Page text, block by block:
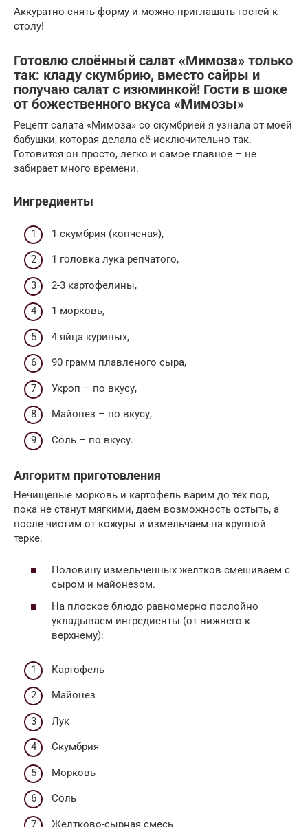
Аккуратно снять форму и можно приглашать гостей к
столу!
Готовлю слоённый салат «Мимоза» только
так: кладу скумбрию, вместо сайры и
получаю салат с изюминкой! Гости в шоке
от божественного вкуса «Мимозы»
Рецепт салата «Мимоза» со скумбрией я узнала от моей
бабушки, которая делала её исключительно так.
Готовится он просто, легко и самое главное – не
забирает много времени.
Ингредиенты
1 скумбрия (копченая),
1 головка лука репчатого,
2-3 картофелины,
1 морковь,
4 яйца куриных,
90 грамм плавленого сыра,
Укроп – по вкусу,
Майонез – по вкусу,
Соль – по вкусу.
Алгоритм приготовления
Нечищеные морковь и картофель варим до тех пор,
пока не станут мягкими, даем возможность остыть, а
после чистим от кожуры и измельчаем на крупной
терке.
Половину измельченных желтков смешиваем с
сыром и майонезом.
На плоское блюдо равномерно послойно
укладываем ингредиенты (от нижнего к
верхнему):
Картофель
Майонез
Лук
Скумбрия
Морковь
Соль
Желтково-сырная смесь